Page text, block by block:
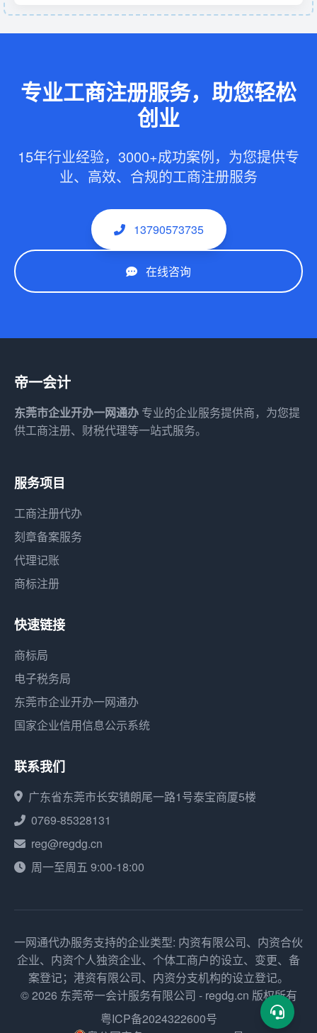
专业工商注册服务，助您轻松
创业
15年行业经验，3000+成功案例，为您提供专
业、高效、合规的工商注册服务
13790573735
在线咨询
帝一会计
东莞市企业开办一网通办 专业的企业服务提供商，为您提
供工商注册、财税代理等一站式服务。
服务项目
工商注册代办
刻章备案服务
代理记账
商标注册
快速链接
商标局
电子税务局
东莞市企业开办一网通办
国家企业信用信息公示系统
联系我们
广东省东莞市长安镇朗尾一路1号泰宝商厦5楼
0769-85328131
reg@regdg.cn
周一至周五 9:00-18:00
一网通代办服务支持的企业类型: 内资有限公司、内资合伙
企业、内资个人独资企业、个体工商户的设立、变更、备
案登记；港资有限公司、内资分支机构的设立登记。
© 2026 东莞帝一会计服务有限公司 - regdg.cn 版权所有
粤ICP备2024322600号